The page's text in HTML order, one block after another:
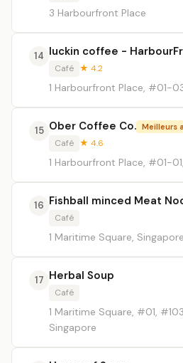
3 Harbourfront Place
14 luckin coffee -
Café ★ 4.2
1 Harbourfront Place, #01-
15 Ober Coffee Co. Meilleurs
Café ★ 4.6
1 Harbourfront Place, #01-
16 Fishball minced Meat
Café
1 Maritime Square, Singapore
17 Herbal Soup
Café
1 Maritime Square, #01,
Singapore